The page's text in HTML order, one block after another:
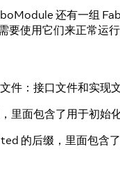
还有一组
要使用它们来正常运
件：接口文件和实现
里面包含了用于初始
的后缀，里面包含